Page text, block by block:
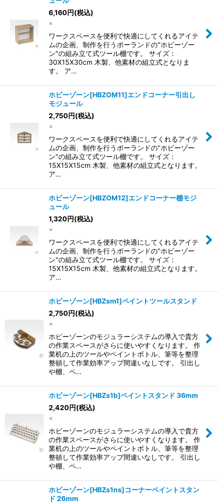
6,160円(税込)
×
ワークスペースを便利で快適にしてくれるアイテ
ムの企画、制作を行うポーランドの"ホビーゾー
ン"の組み立て式ツール棚です。 サイズ：
30X15X30cm 木製、他素材の組立式となりま
す。 ア…
ホビーゾーン[HBZOM11]エンドコーナー引出し
モジュール
2,750円(税込)
×
ワークスペースを便利で快適にしてくれるアイテ
ムの企画、制作を行うポーランドの"ホビーゾー
ン"の組み立て式ツール棚です。 サイズ：
15X15X15cm 木製、他素材の組立式となります。
ア…
ホビーゾーン[HBZOM12]エンドコーナー棚モジ
ュール
1,320円(税込)
×
ワークスペースを便利で快適にしてくれるアイテ
ムの企画、制作を行うポーランドの"ホビーゾー
ン"の組み立て式ツール棚です。 サイズ：
15X15X15cm 木製、他素材の組立式となります。
ア…
ホビーゾーン[HBZsm1]ペイントツールスタンド
2,750円(税込)
×
ホビーゾーンのモジュラーシステムの導入で貴方
の作業スペースがさらに使いやすくなります。 作
業机の上のツールやペイントボトル、筆等を整理
整頓して作業効率アップ間違いなしです。 引出し
や棚、ペ…
ホビーゾーン[HBZs1b]ペイントスタンド 36mm
2,420円(税込)
×
ホビーゾーンのモジュラーシステムの導入で貴方
の作業スペースがさらに使いやすくなります。 作
業机の上のツールやペイントボトル、筆等を整理
整頓して作業効率アップ間違いなしです。 引出し
や棚、ペ…
ホビーゾーン[HBZs1ns]コーナーペイントスタン
ド 26mm